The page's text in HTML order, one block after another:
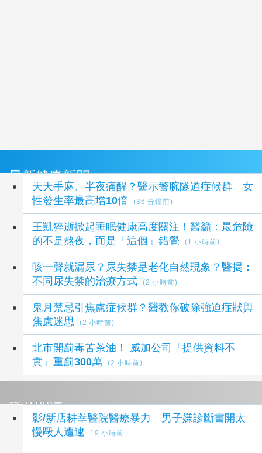
最新健康新聞
天天手麻、半夜痛醒？醫示警腕隧道症候群 女
性發生率最高增10倍
(36 分鐘前)
王凱猝逝掀起睡眠健康高度關注！醫籲：最危險
的不是熬夜，而是「這個」錯覺
(1 小時前)
咳一聲就漏尿？尿失禁是老化自然現象？醫揭：
不同尿失禁的治療方式
(2 小時前)
鬼月禁忌引焦慮症候群？醫教你破除強迫症狀與
焦慮迷思
(2 小時前)
北市開罰毒苦茶油！ 威加公司「提供資料不
實」重罰300萬
(2 小時前)
延伸閱讀
影/新店耕莘醫院醫療暴力 男子嫌診斷書開太
慢毆人遭逮
19 小時前